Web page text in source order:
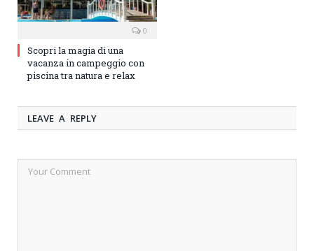
0
Scopri la magia di una
vacanza in campeggio con
piscina tra natura e relax
LEAVE A REPLY